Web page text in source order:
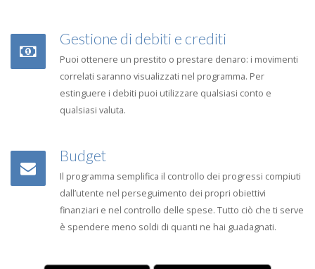
Gestione di debiti e crediti
Puoi ottenere un prestito o prestare denaro: i movimenti
correlati saranno visualizzati nel programma. Per
estinguere i debiti puoi utilizzare qualsiasi conto e
qualsiasi valuta.
Budget
Il programma semplifica il controllo dei progressi compiuti
dall’utente nel perseguimento dei propri obiettivi
finanziari e nel controllo delle spese. Tutto ciò che ti serve
è spendere meno soldi di quanti ne hai guadagnati.